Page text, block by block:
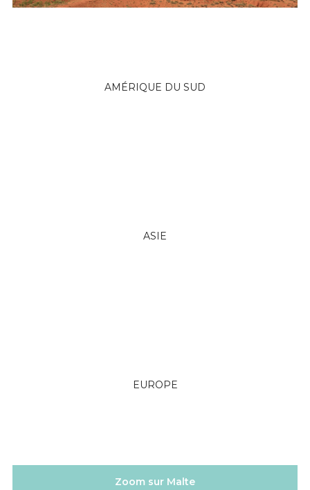
AMÉRIQUE DU SUD
ASIE
EUROPE
Zoom sur Malte